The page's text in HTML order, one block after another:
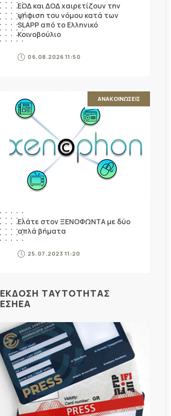
ΕΟΔ και ΔΟΔ χαιρετίζουν την
ψήφιση του νόμου κατά των
SLAPP από το Ελληνικό
Κοινοβούλιο
06.08.2026 11:50
ΑΝΑΚΟΙΝΩΣΕΙΣ
Ελάτε στον ΞΕΝΟΦΩΝΤΑ με δύο
απλά βήματα
25.07.2023 11:20
ΕΚΔΟΣΗ ΤΑΥΤΟΤΗΤΑΣ
ΕΣΗΕΑ